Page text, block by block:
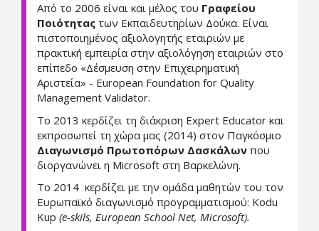
Από το 2006 είναι και μέλος του Γραφείου
Ποιότητας των Εκπαιδευτηρίων Δούκα. Είναι
πιστοποιημένος αξιολογητής εταιριών με
πρακτική εμπειρία στην αξιολόγηση εταιριών στο
επίπεδο «Δέσμευση στην Επιχειρηματική
Αριστεία» - European Foundation for Quality
Management Validator.
Το 2013 κερδίζει τη διάκριση Expert Educator και
εκπροσωπεί τη χώρα μας (2014) στον Παγκόσμιο
Διαγωνισμό Πρωτοπόρων Δασκάλων που
διοργανώνει η Microsoft στη Βαρκελώνη.
To 2014 κερδίζει με την ομάδα μαθητών του τον
Ευρωπαϊκό διαγωνισμό προγραμματισμού: Kodu
Kup (e-skils, European School Net, Microsoft).